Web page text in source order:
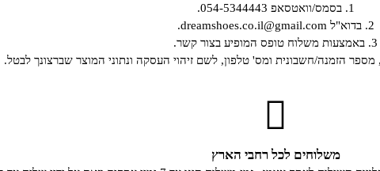
1. בסמס/וואטסאפ 054-5344443.
2. בדוא"ל dreamshoes.co.il@gmail.com.
3. באמצעות משלוח טופס המופיע בצור קשר.
הזמנה/חשבונית ומס' טלפון, לשם זיהוי העסקה ונתוני המוצר שברצונך לבטל.
משלוחים לכל רחבי הארץ